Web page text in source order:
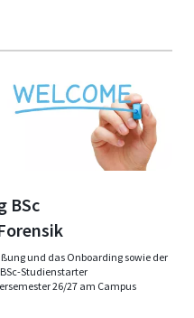
BSc
und das Onboarding sowie der
Studienstarter
26/27 am Campus